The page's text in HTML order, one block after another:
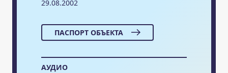
29.08.2002
ПАСПОРТ ОБЪЕКТА
АУДИО